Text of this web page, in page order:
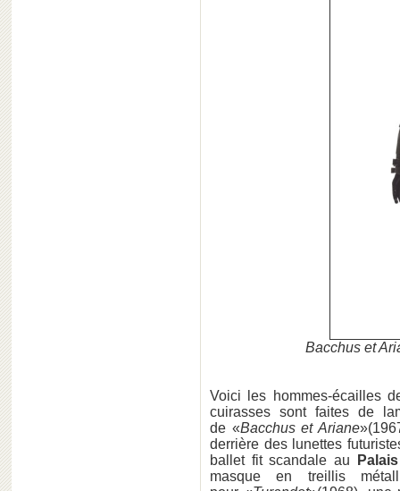
Bacchus et
Voici les hommes-écailles
cuirasses sont faites de
de «Bacchus et Ariane
derrière des lunettes
ballet fit scandale au
masque en treillis